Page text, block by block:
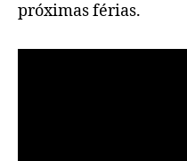
próximas férias.